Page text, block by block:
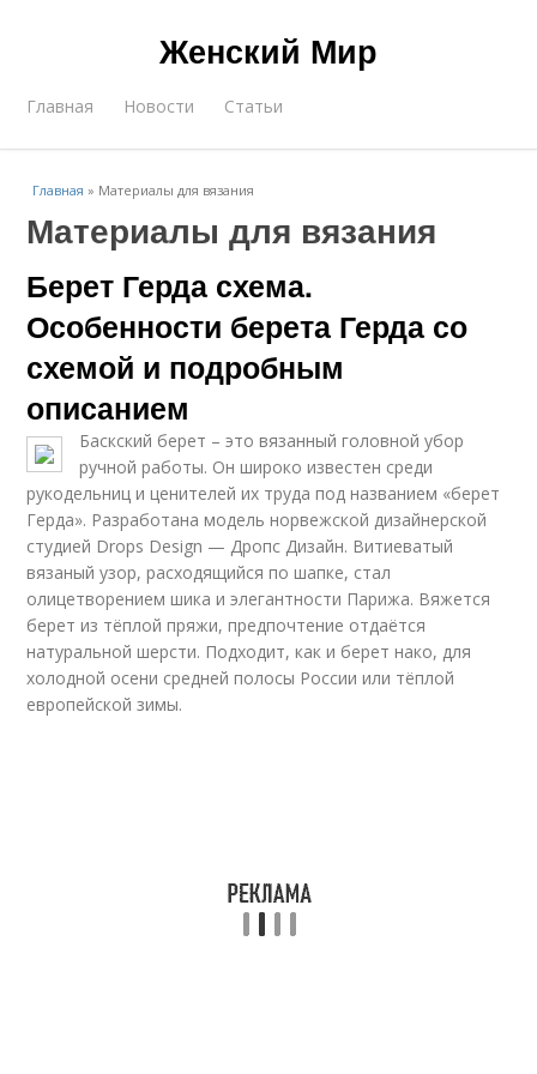
Женский Мир
Главная Новости Статьи
Главная » Материалы для вязания
Материалы для вязания
Берет Герда схема.
Особенности берета Герда со
схемой и подробным
описанием
Баскский берет – это вязанный головной убор
ручной работы. Он широко известен среди
рукодельниц и ценителей их труда под названием «берет
Герда». Разработана модель норвежской дизайнерской
студией Drops Design — Дропс Дизайн. Витиеватый
вязаный узор, расходящийся по шапке, стал
олицетворением шика и элегантности Парижа. Вяжется
берет из тёплой пряжи, предпочтение отдаётся
натуральной шерсти. Подходит, как и берет нако, для
холодной осени средней полосы России или тёплой
европейской зимы.